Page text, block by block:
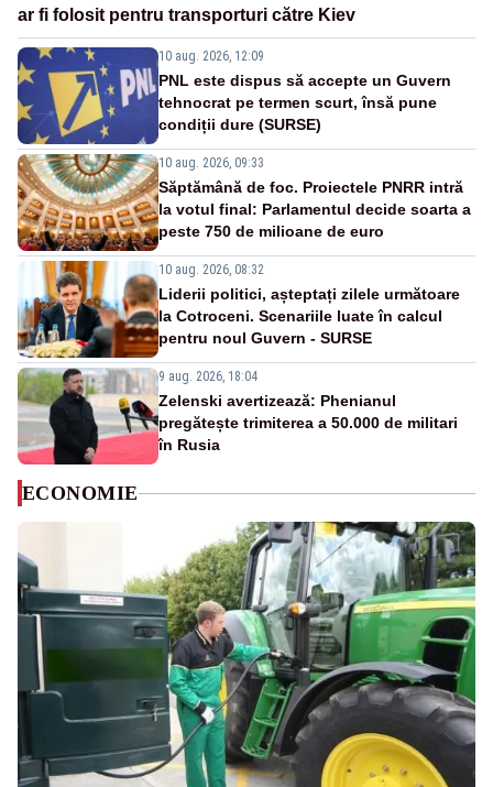
ar fi folosit pentru transporturi către Kiev
10 aug. 2026, 12:09
PNL este dispus să accepte un Guvern
tehnocrat pe termen scurt, însă pune
condiții dure (SURSE)
10 aug. 2026, 09:33
Săptămână de foc. Proiectele PNRR intră
la votul final: Parlamentul decide soarta a
peste 750 de milioane de euro
10 aug. 2026, 08:32
Liderii politici, așteptați zilele următoare
la Cotroceni. Scenariile luate în calcul
pentru noul Guvern - SURSE
9 aug. 2026, 18:04
Zelenski avertizează: Phenianul
pregătește trimiterea a 50.000 de militari
în Rusia
ECONOMIE